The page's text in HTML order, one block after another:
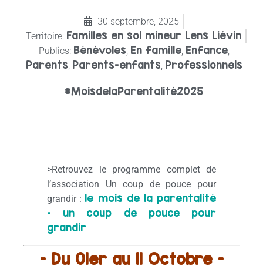
30 septembre, 2025
Territoire: Familles en sol mineur Lens Liévin
Publics: Bénévoles En famille, Enfance,
Parents Parents-enfants Professionnels
#MoisdelaParentalité2025
>Retrouvez le programme complet de
l’association Un coup de pouce pour
grandir : le mois de la parentalité
– un coup de pouce pour
grandir
– Du 01er au 11 Octobre –